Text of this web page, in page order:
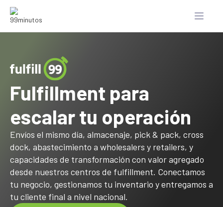
Fulfillment para
escalar tu operación
Envíos el mismo día, almacenaje, pick & pack, cross
dock, abastecimiento a wholesalers y retailers, y
capacidades de transformación con valor agregado
desde nuestros centros de fulfillment. Conectamos
tu negocio, gestionamos tu inventario y entregamos a
tu cliente final a nivel nacional.